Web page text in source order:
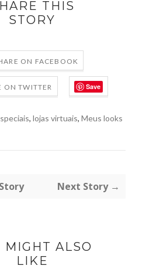
THIS
STORY
ON FACEBOOK
ON TWITTER Save
, lojas virtuais, Meus looks
Next Story →
MIGHT ALSO
LIKE